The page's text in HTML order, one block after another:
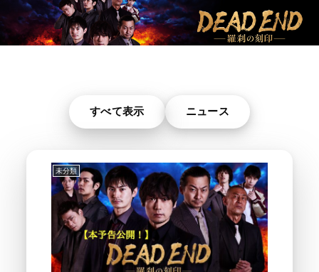
すべて表示 ニュース
未分類